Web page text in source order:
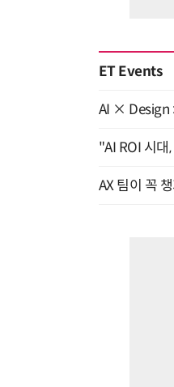
ET Events
AI × Design
"AI ROI 시대
AX 팀이 꼭